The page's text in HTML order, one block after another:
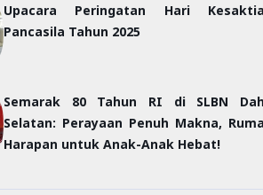
Upacara Peringatan Hari
Pancasila Tahun 2025
Semarak 80 Tahun RI di SLBN
Selatan: Perayaan Penuh Makna,
Harapan untuk Anak-Anak Hebat!